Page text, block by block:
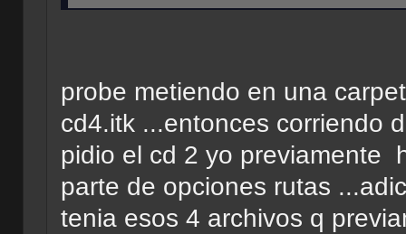
probe metiendo en una
cd4.itk ...entonces corriendo
pidio el cd 2 yo previamente
parte de opciones rutas
tenia esos 4 archivos q